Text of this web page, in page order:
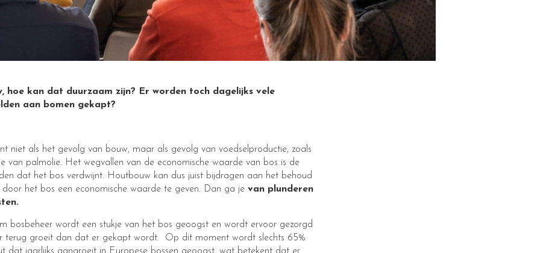
hoe kan dat duurzaam zijn? Er worden toch dagelijks vele
aan bomen gekapt?
niet als het gevolg van bouw, maar als gevolg van voedselproductie, zoals
van palmolie. Het wegvallen van de economische waarde van bos is de
dat het bos verdwijnt. Houtbouw kan dus juist bijdragen aan het behoud
door het bos een economische waarde te geven. Dan ga je van plunderen
bosbeheer wordt een stukje van het bos geoogst en wordt ervoor gezorgd
terug groeit dan dat er gekapt wordt. Op dit moment wordt slechts 65%